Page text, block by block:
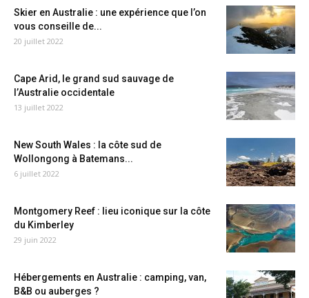
Skier en Australie : une expérience que l’on
vous conseille de...
20 juillet 2022
Cape Arid, le grand sud sauvage de
l’Australie occidentale
13 juillet 2022
New South Wales : la côte sud de
Wollongong à Batemans...
6 juillet 2022
Montgomery Reef : lieu iconique sur la côte
du Kimberley
29 juin 2022
Hébergements en Australie : camping, van,
B&B ou auberges ?